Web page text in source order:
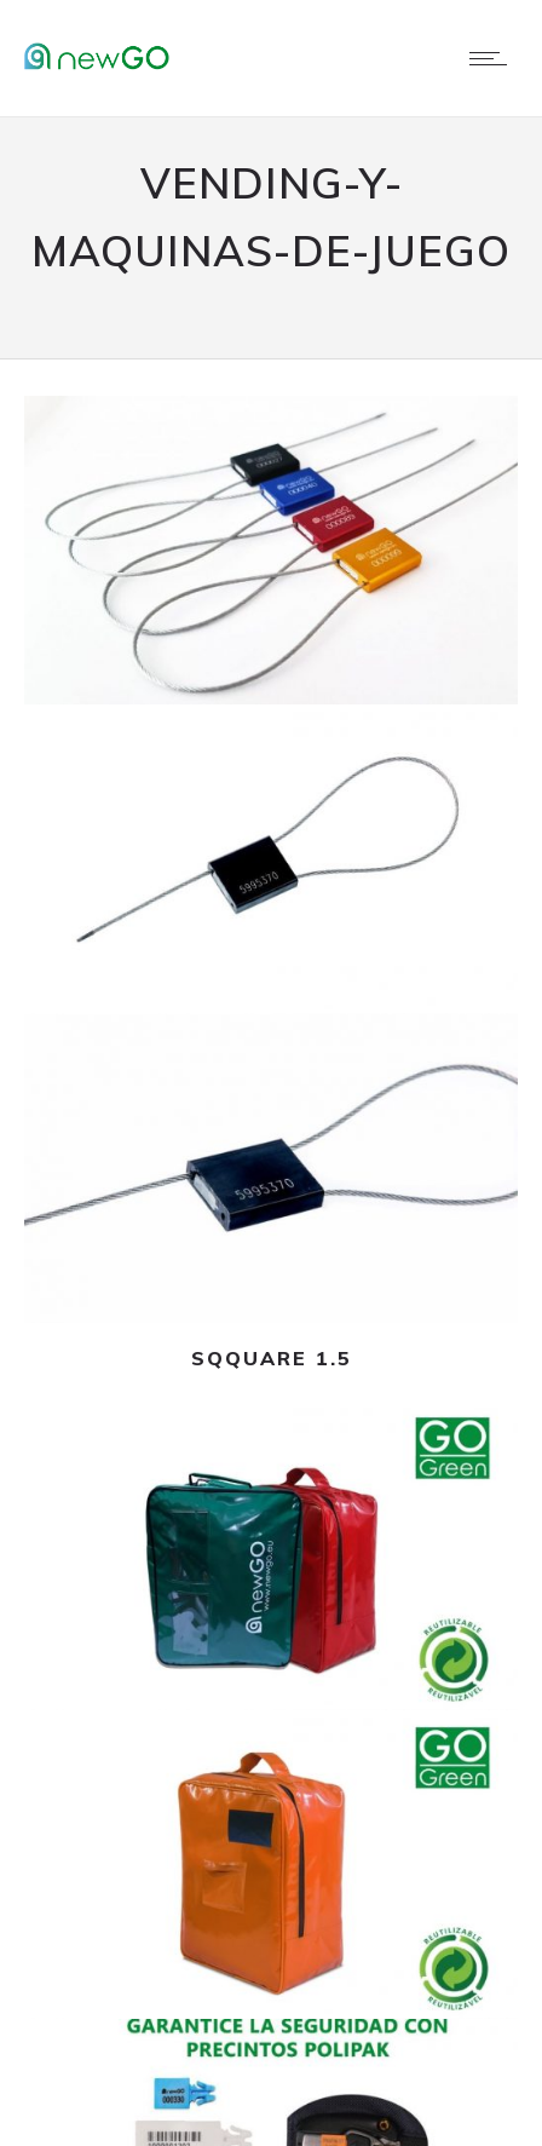
VENDING-Y-
MAQUINAS-DE-JUEGO
Leer más
SQQUARE 1.5